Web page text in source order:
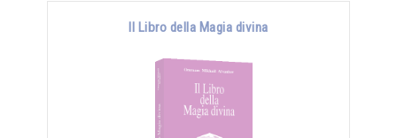
Il Libro della Magia divina